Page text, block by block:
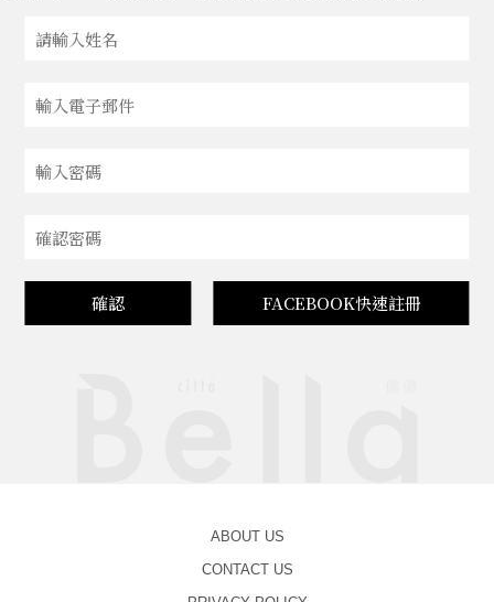
確認 FACEBOOK快速註冊
ABOUT US
CONTACT US